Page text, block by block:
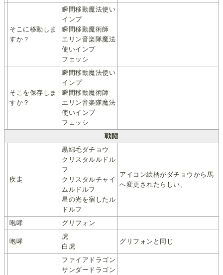
そこに移動しま
すか？
瞬間移動魔法使い
インプ
瞬間移動魔術師
エリン音楽隊魔法
使いインプ
フェッシ
そこを保存しま
すか？
瞬間移動魔法使い
インプ
瞬間移動魔術師
エリン音楽隊魔法
使いインプ
フェッシ
戦闘
疾走
黒綿毛ダチョウ
クリスタルルドル
フ
クリスタルチャイ
ムルドルフ
星の光を宿したル
ドルフ
アイコン絵柄がダチョウから馬
へ変更されたらしい。
咆哮 グリフォン
咆哮
虎
白虎
グリフォンと同じ
ファイアドラゴン
サンダードラゴン